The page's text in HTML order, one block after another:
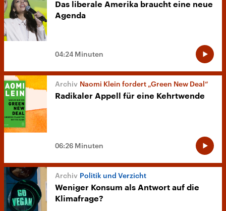
Das liberale Amerika braucht eine neue
Agenda
04:24 Minuten
Naomi Klein fordert „Green New Deal“
Radikaler Appell für eine Kehrtwende
06:26 Minuten
Politik und Verzicht
Weniger Konsum als Antwort auf die
Klimafrage?